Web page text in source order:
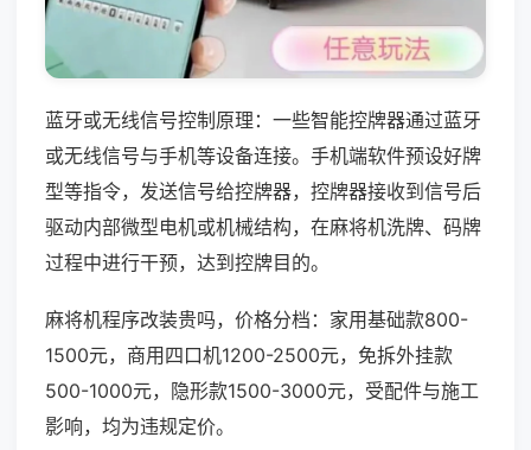
蓝牙或无线信号控制原理：一些智能控牌器通过蓝牙
或无线信号与手机等设备连接。手机端软件预设好牌
型等指令，发送信号给控牌器，控牌器接收到信号后
驱动内部微型电机或机械结构，在麻将机洗牌、码牌
过程中进行干预，达到控牌目的。
麻将机程序改装贵吗，价格分档：家用基础款800-
1500元，商用四口机1200-2500元，免拆外挂款
500-1000元，隐形款1500-3000元，受配件与施工
影响，均为违规定价。